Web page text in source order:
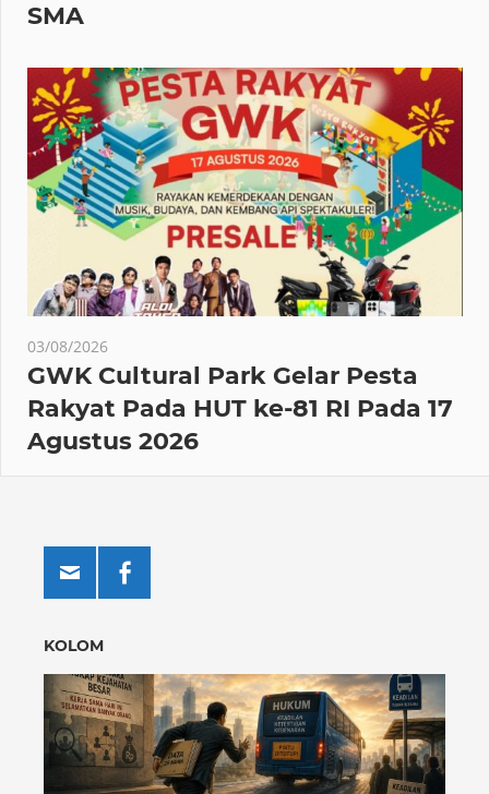
SMA
03/08/2026
GWK Cultural Park Gelar Pesta
Rakyat Pada HUT ke-81 RI Pada 17
Agustus 2026
KOLOM